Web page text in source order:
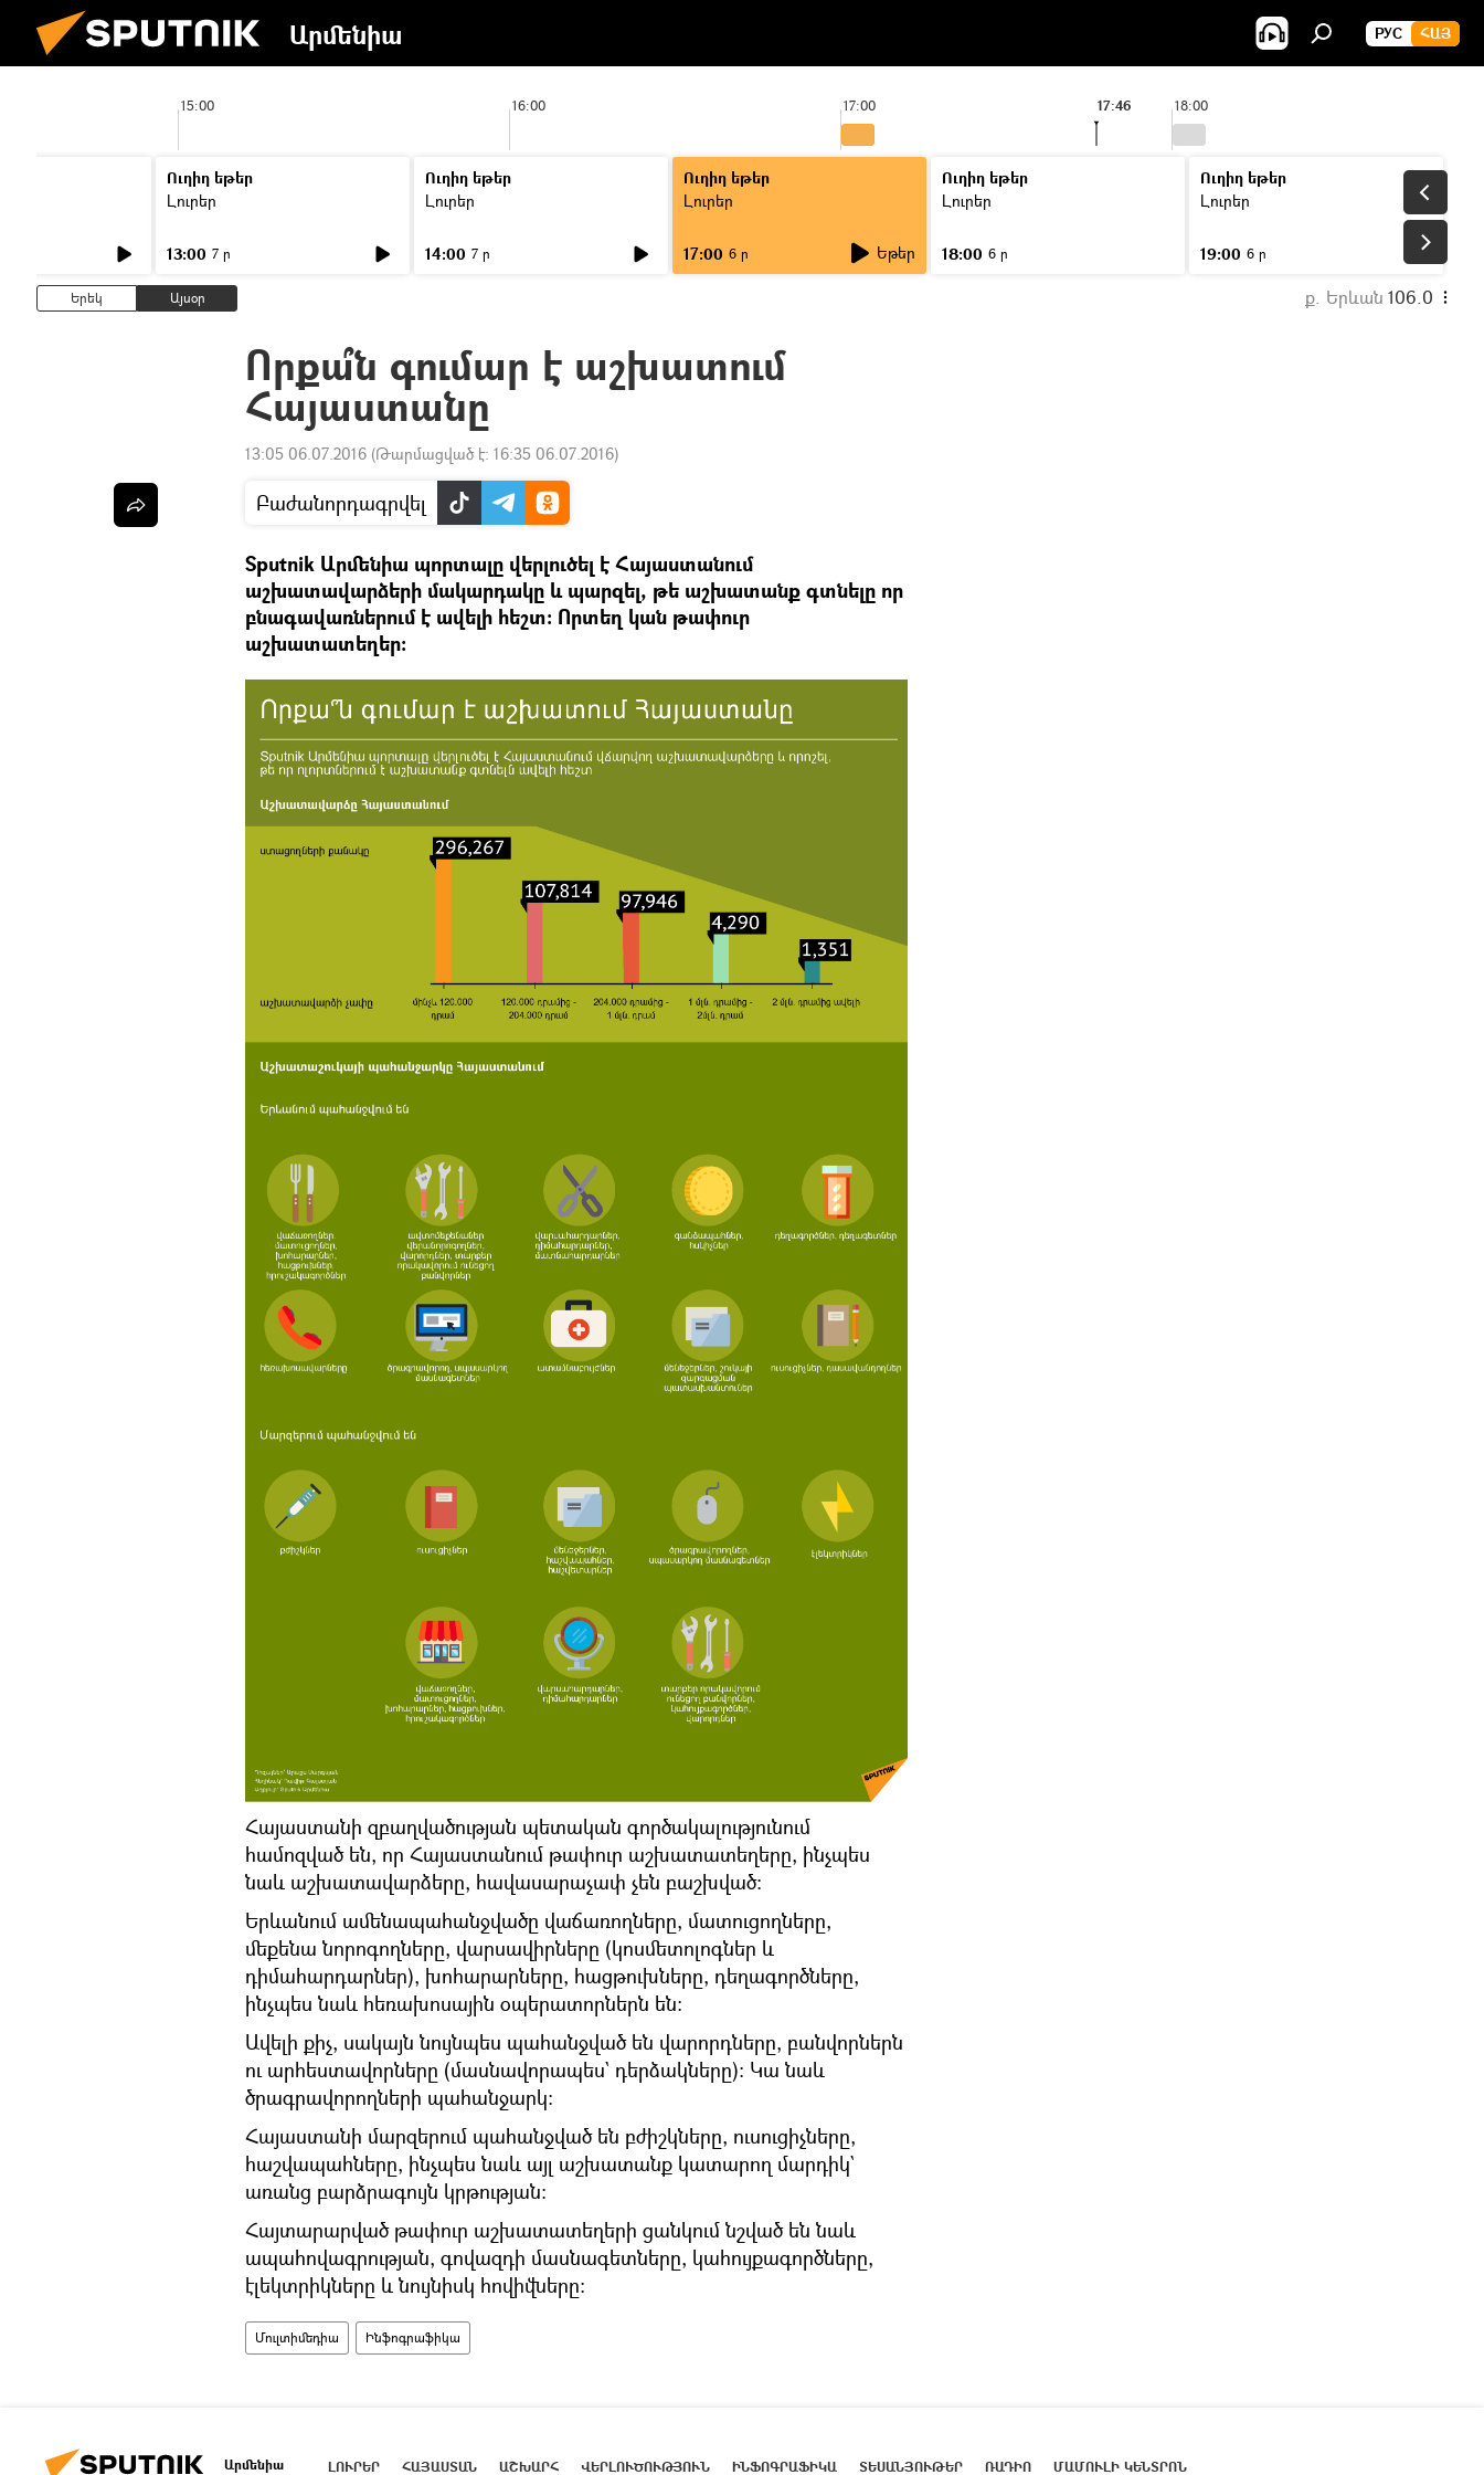
Արմենիա РУС ՀԱՅ
15:00 16:00 17:00 18:00
17:46
Ուղիղ եթեր
Լուրեր
13:00 7 ր
Ուղիղ եթեր
Լուրեր
14:00 7 ր
Ուղիղ եթեր
Լուրեր
17:00 6 ր Եթեր
Ուղիղ եթեր
Լուրեր
18:00 6 ր
Ուղիղ եթեր
Լուրեր
19:00 6 ր
Երեկ Այսօր ք. Երևան 106.0
Որքա՞ն գումար է աշխատում
Հայաստանը
13:05 06.07.2016 (Թարմացված է: 16:35 06.07.2016)
Բաժանորդագրվել
Sputnik Արմենիա պորտալը վերլուծել է Հայաստանում
աշխատավարձերի մակարդակը և պարզել, թե աշխատանք գտնելը որ
բնագավառներում է ավելի հեշտ։ Որտեղ կան թափուր
աշխատատեղեր։
Հայաստանի զբաղվածության պետական գործակալությունում
համոզված են, որ Հայաստանում թափուր աշխատատեղերը, ինչպես
նաև աշխատավարձերը, հավասարաչափ չեն բաշխված։
Երևանում ամենապահանջվածը վաճառողները, մատուցողները,
մեքենա նորոգողները, վարսավիրները (կոսմետոլոգներ և
դիմահարդարներ), խոհարարները, հացթուխները, դեղագործները,
ինչպես նաև հեռախոսային օպերատորներն են։
Ավելի քիչ, սակայն նույնպես պահանջված են վարորդները, բանվորներն
ու արհեստավորները (մասնավորապես` դերձակները)։ Կա նաև
ծրագրավորողների պահանջարկ։
Հայաստանի մարզերում պահանջված են բժիշկները, ուսուցիչները,
հաշվապահները, ինչպես նաև այլ աշխատանք կատարող մարդիկ`
առանց բարձրագույն կրթության։
Հայտարարված թափուր աշխատատեղերի ցանկում նշված են նաև
ապահովագրության, գովազդի մասնագետները, կահույքագործները,
էլեկտրիկները և նույնիսկ հովիվները։
Մուլտիմեդիա Ինֆոգրաֆիկա
Արմենիա ԼՈՒՐԵՐ ՀԱՅԱՍՏԱՆ ԱՇԽԱՐՀ ՎԵՐԼՈՒԾՈՒԹՅՈՒՆ ԻՆՖՈԳՐԱՖԻԿԱ ՏԵՍԱՆՅՈՒԹԵՐ ՌԱԴԻՈ ՄԱՄՈՒԼԻ ԿԵՆՏՐՈՆ